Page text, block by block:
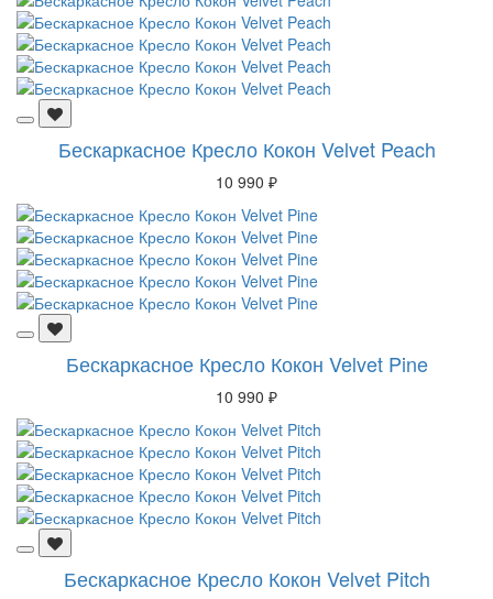
Бескаркасное Кресло Кокон Velvet Peach
10 990 ₽
Бескаркасное Кресло Кокон Velvet Pine
10 990 ₽
Бескаркасное Кресло Кокон Velvet Pitch